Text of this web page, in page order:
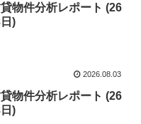
物件分析レポート (26
)
2026.08.03
物件分析レポート (26
)